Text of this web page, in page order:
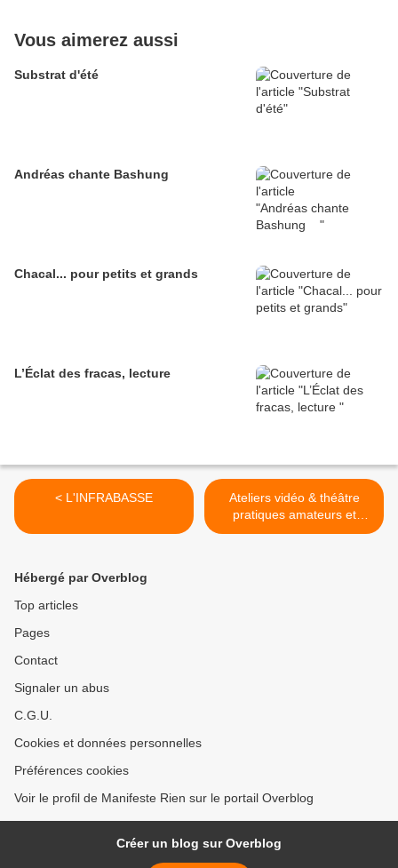
Vous aimerez aussi
Substrat d'été
Andréas chante Bashung
Chacal... pour petits et grands
L’Éclat des fracas, lecture
< L'INFRABASSE
Ateliers vidéo & théâtre
pratiques amateurs et
professionnels >
Hébergé par Overblog
Top articles
Pages
Contact
Signaler un abus
C.G.U.
Cookies et données personnelles
Préférences cookies
Voir le profil de Manifeste Rien sur le portail Overblog
Créer un blog sur Overblog